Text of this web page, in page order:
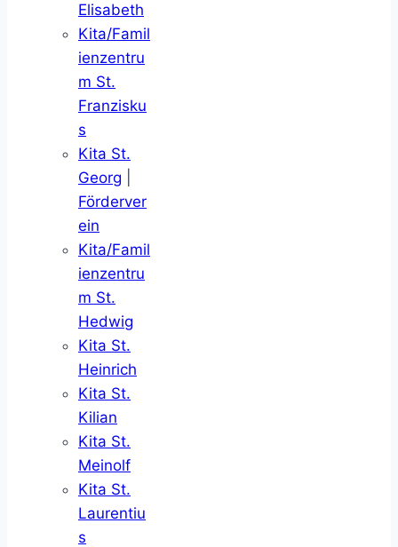
Elisabeth
Kita/Famil
ienzentru
m St.
Franzisku
s
Kita St.
Georg
Förderver
ein
Kita/Famil
ienzentru
m St.
Hedwig
Kita St.
Heinrich
Kita St.
Kilian
Kita St.
Meinolf
Kita St.
Laurentiu
s